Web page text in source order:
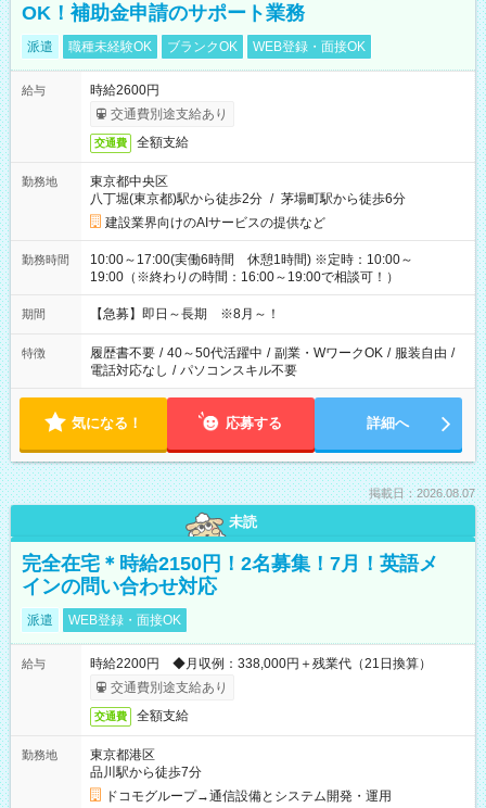
OK！補助金申請のサポート業務
派遣 職種未経験OK ブランクOK WEB登録・面接OK
給与
時給2600円
交通費別途支給あり
交通費 全額支給
勤務地
東京都中央区
八丁堀(東京都)駅から徒歩2分 / 茅場町駅から徒歩6分
建設業界向けのAIサービスの提供など
勤務時間
10:00～17:00(実働6時間 休憩1時間) ※定時：10:00～
19:00（※終わりの時間：16:00～19:00で相談可！）
期間 【急募】即日～長期 ※8月～！
特徴 履歴書不要 / 40～50代活躍中 / 副業・WワークOK / 服装自由 /
電話対応なし / パソコンスキル不要
気になる！ 応募する 詳細へ
掲載日：2026.08.07
未読
完全在宅＊時給2150円！2名募集！7月！英語メ
インの問い合わせ対応
派遣 WEB登録・面接OK
給与
時給2200円 ◆月収例：338,000円＋残業代（21日換算）
交通費別途支給あり
交通費 全額支給
勤務地
東京都港区
品川駅から徒歩7分
ドコモグループ→通信設備とシステム開発・運用